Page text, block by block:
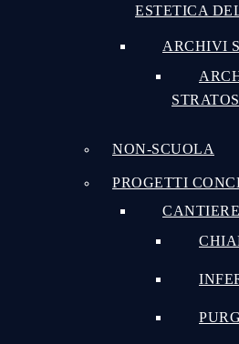
ESTETICA
ARCHIVI
STRATOS
NON-SCUOLA
PROGETTI